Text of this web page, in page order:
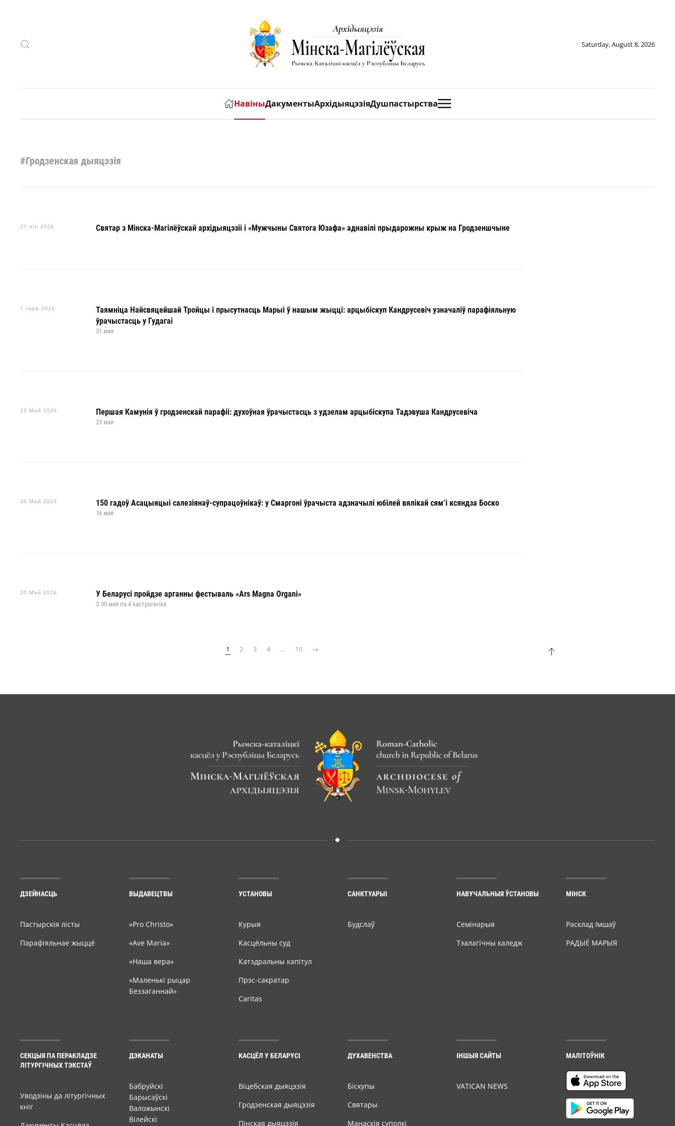
Saturday, August 8, 2026
НавіныДакументыАрхідыяцэзіяДушпастырства
#Гродзенская дыяцэзія
21 ліп 2026 Святар з Мінска-Магілёўскай архідыяцэзіі і «Мужчыны Святога Юзафа» аднавілі прыдарожны крыж на Гродзеншчыне
1 чэрв 2026
Таямніца Найсвяцейшай Тройцы і прысутнасць Марыі ў нашым жыцці: арцыбіскуп Кандрусевіч узначаліў парафіяльную
ўрачыстасць у Гудагаі
31 мая
25 Май 2026 Першая Камунія ў гродзенскай парафіі: духоўная ўрачыстасць з удзелам арцыбіскупа Тадэвуша Кандрусевіча
23 мая
20 Май 2026 150 гадоў Асацыяцыі салезіянаў-супрацоўнікаў: у Смаргоні ўрачыста адзначылі юбілей вялікай сям’і ксяндза Боско
16 мая
20 Май 2026 У Беларусі пройдзе арганны фестываль «Ars Magna Organi»
З 30 мая па 4 кастрычніка
1 2 3 4 … 10
ДЗЕЙНАСЦЬ
Пастырскія лісты
Парафіяльнае жыццё
ВЫДАВЕЦТВЫ
«Pro Christo»
«Ave Maria»
«Наша вера»
«Маленькі рыцар
Беззаганнай»
УСТАНОВЫ
Курыя
Касцёльны суд
Катэдральны капітул
Прэс-сакратар
Caritas
САНКТУАРЫІ
Будслаў
НАВУЧАЛЬНЫЯ ЎСТАНОВЫ
Семiнарыя
Тэалагічны каледж
МІНСК
Расклад Імшаў
РАДЫЁ МАРЫЯ
СЕКЦЫЯ ПА ПЕРАКЛАДЗЕ
ЛІТУРГІЧНЫХ ТЭКСТАЎ
Уводзіны да літургічных
кніг
ДЭКАНАТЫ
Бабруйскі
Барысаўскі
Валожынскі
Вілейскі
КАСЦЁЛ У БЕЛАРУСІ
Віцебская дыяцэзія
Гродзенская дыяцэзія
Пінская дыяцэзія
ДУХАВЕНСТВА
Біскупы
Святары
Манаскія суполкі
ІНШЫЯ САЙТЫ
VATICAN NEWS
МАЛІТОЎНІК